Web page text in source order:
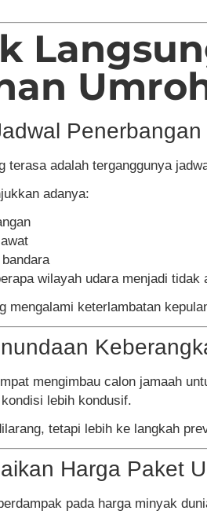
Penerbangan
terasa adalah terganggunya
adanya:
wilayah udara menjadi tidak
mengalami keterlambatan
mengimbau calon jamaah
lebih kondusif.
tetapi lebih ke langkah
Harga Paket
pada harga minyak